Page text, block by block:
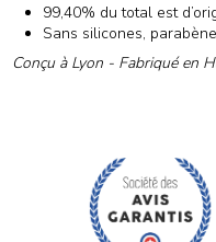
99,40% du total est
Sans silicones,
Conçu à Lyon - Fabriqué en